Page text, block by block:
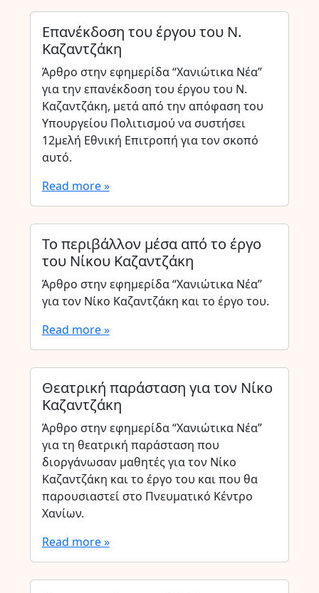
Επανέκδοση του έργου του Ν.
Καζαντζάκη
Άρθρο στην εφημερίδα “Χανιώτικα Νέα”
για την επανέκδοση του έργου του Ν.
Καζαντζάκη, μετά από την απόφαση του
Υπουργείου Πολιτισμού να συστήσει
12μελή Εθνική Επιτροπή για τον σκοπό
αυτό.
Read more »
Το περιβάλλον μέσα από το έργο
του Νίκου Καζαντζάκη
Άρθρο στην εφημερίδα “Χανιώτικα Νέα”
για τον Νίκο Καζαντζάκη και το έργο του.
Read more »
Θεατρική παράσταση για τον Νίκο
Καζαντζάκη
Άρθρο στην εφημερίδα “Χανιώτικα Νέα”
για τη θεατρική παράσταση που
διοργάνωσαν μαθητές για τον Νίκο
Καζαντζάκη και το έργο του και που θα
παρουσιαστεί στο Πνευματικό Κέντρο
Χανίων.
Read more »